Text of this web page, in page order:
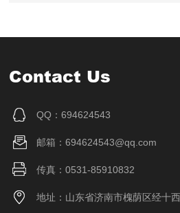
Contact Us
QQ：694624543
邮箱：694624543@qq.com
传真：0531-85910832
地址：山东省济南市槐荫区经十